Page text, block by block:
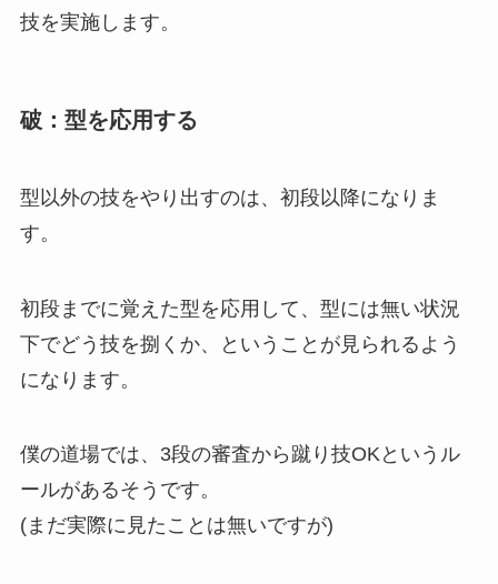
技を実施します。
破：型を応用する
型以外の技をやり出すのは、初段以降になりま
す。
初段までに覚えた型を応用して、型には無い状況
下でどう技を捌くか、ということが見られるよう
になります。
僕の道場では、3段の審査から蹴り技OKというル
ールがあるそうです。
(まだ実際に見たことは無いですが)